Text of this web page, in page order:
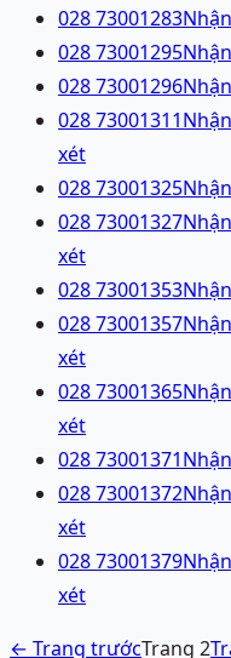
028 73001283
028 73001295
028 73001296
028 73001311
xét
028 73001325
028 73001327
xét
028 73001353
028 73001357
xét
028 73001365
xét
028 73001371
028 73001372
xét
028 73001379
xét
← Trang trướcTrang 2